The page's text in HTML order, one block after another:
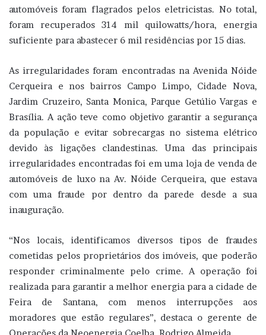
automóveis foram flagrados pelos eletricistas. No total,
foram recuperados 314 mil quilowatts/hora, energia
suficiente para abastecer 6 mil residências por 15 dias.
As irregularidades foram encontradas na Avenida Nóide
Cerqueira e nos bairros Campo Limpo, Cidade Nova,
Jardim Cruzeiro, Santa Monica, Parque Getúlio Vargas e
Brasília. A ação teve como objetivo garantir a segurança
da população e evitar sobrecargas no sistema elétrico
devido às ligações clandestinas. Uma das principais
irregularidades encontradas foi em uma loja de venda de
automóveis de luxo na Av. Nóide Cerqueira, que estava
com uma fraude por dentro da parede desde a sua
inauguração.
“Nos locais, identificamos diversos tipos de fraudes
cometidas pelos proprietários dos imóveis, que poderão
responder criminalmente pelo crime. A operação foi
realizada para garantir a melhor energia para a cidade de
Feira de Santana, com menos interrupções aos
moradores que estão regulares”, destaca o gerente de
Operações da Neoenergia Coelba, Rodrigo Almeida.